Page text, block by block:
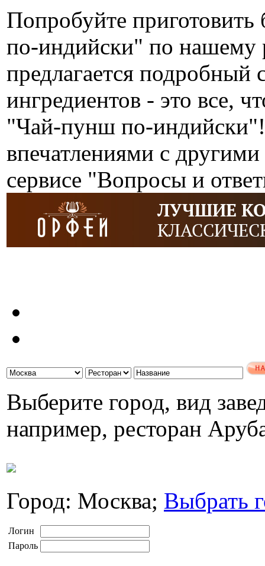
Попробуйте
по-индийски" по
предлагается подробный
ингредиентов - это все,
"Чай-пунш по-
впечатлениями с
сервисе "Вопросы и
Выберите город, вид
например, ресторан
Город: Москва; Выбрать
Логин
Пароль